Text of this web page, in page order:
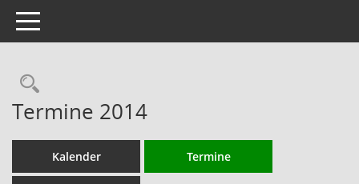
Toggle navigation
Rechercheauswahl
Termine 2014
Kalender Termine